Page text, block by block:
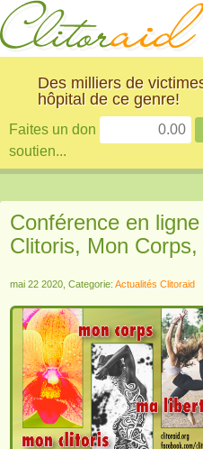
Des milliers de
hôpital de ce genre!
Faites un don
soutien...
Conférence en
Clitoris, Mon
mai 22 2020, Categorie: Actualités Clitoraid